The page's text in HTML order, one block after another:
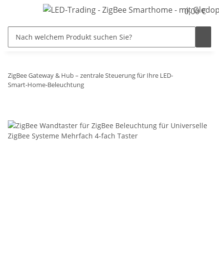
0,00 €
ZigBee Gateway & Hub – zentrale Steuerung für Ihre LED-
Smart‑Home‑Beleuchtung